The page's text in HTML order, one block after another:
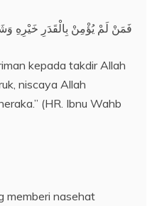
فَمَنْ لَمْ يُؤْمِنْ بِالْقَدَرِ خَيْرِهِ
kepada takdir Allah
niscaya Allah
(HR. Ibnu Wahb
memberi nasehat